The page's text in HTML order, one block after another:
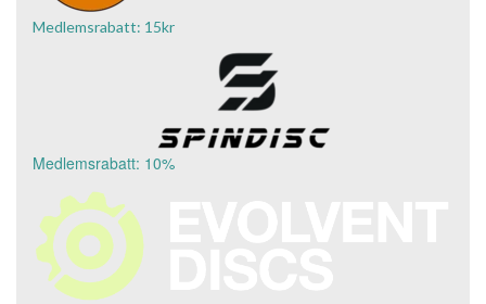
Medlemsrabatt: 15kr
Medlemsrabatt: 10%